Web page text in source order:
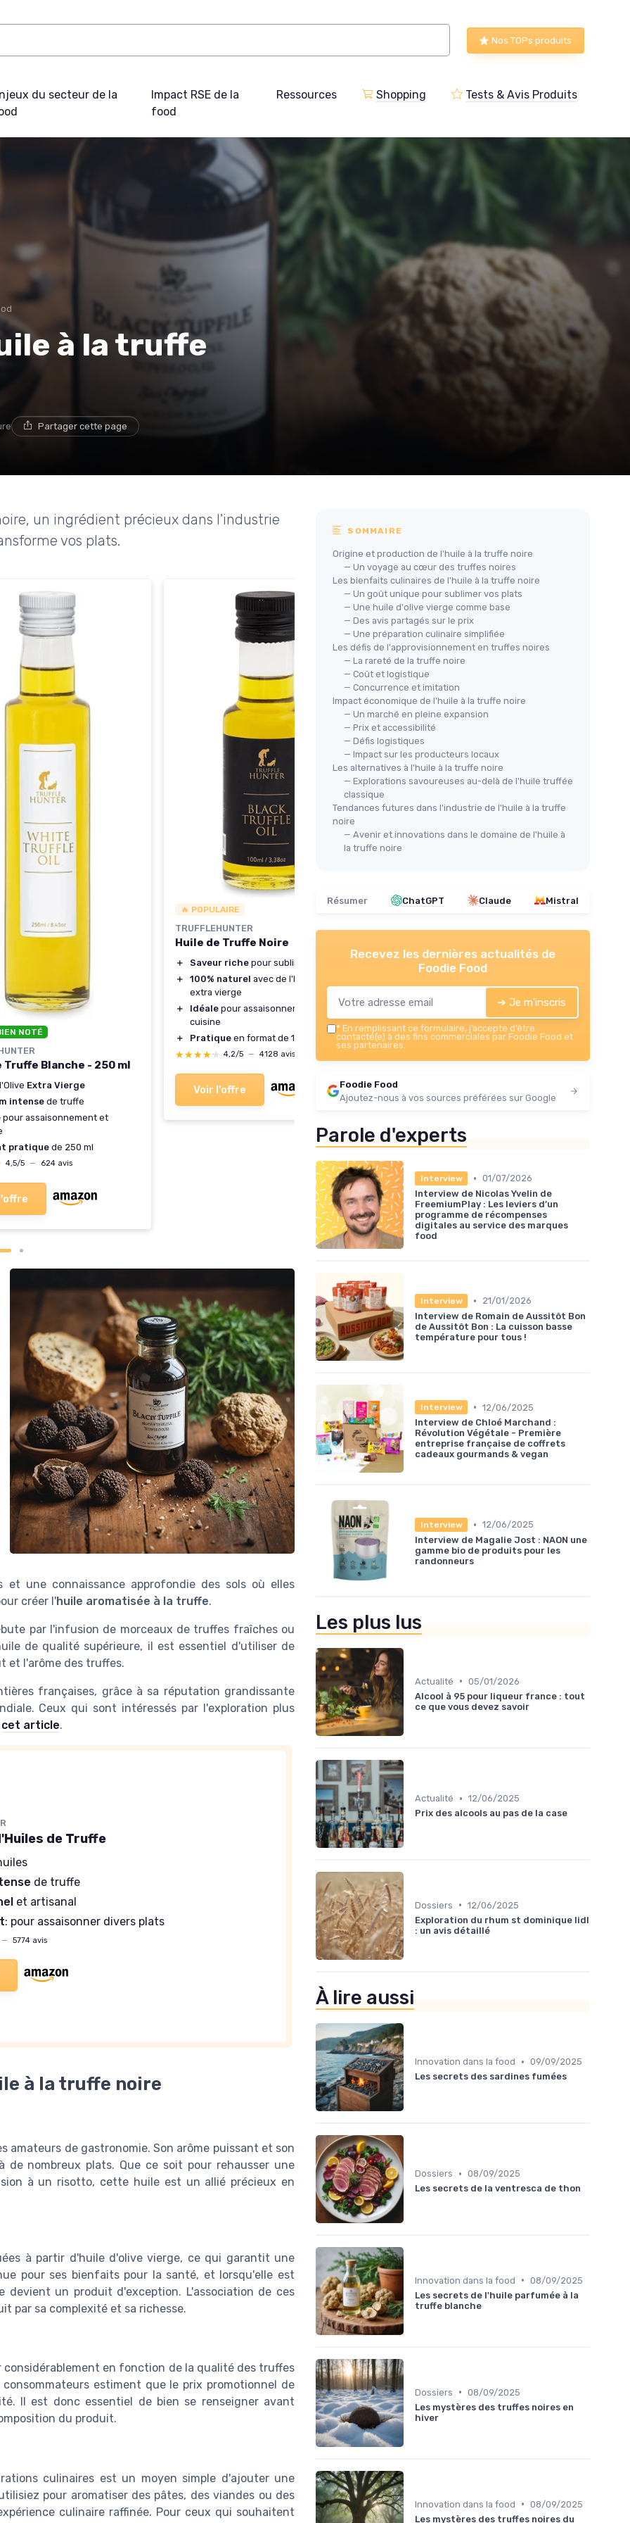
Nos TOPs produits
du secteur de la
Impact RSE de la
food
Ressources Shopping Tests & Avis Produits
à la truffe
Partager cette page
un ingrédient précieux dans l'industrie
vos plats.
NOTÉ
Truffe Blanche - 250 ml
Extra Vierge
intense de truffe
pour assaisonnement et
pratique de 250 ml
4,5/5 — 624 avis
🔥 POPULAIRE
TRUFFLEHUNTER
Huile de Truffe Noire
＋ Saveur riche pour sublimer vos plats
＋
100% naturel avec de l'huile d'olive
extra vierge
＋
Idéale pour assaisonnement et
cuisine
＋
Pratique en format de 100 ml
★★★★★
★★★★★ 4,2/5 — 4128 avis
Voir l'offre
🔥 POPULAIRE
TRUFFLEHUNTER
Ensemble d'Huiles de Truffe
＋ 70 ml x 2 huiles
＋ Traditionnelet artisanal
une connaissance approfondie des sols où elles
créer l'huile aromatisée à la truffe.
par l'infusion de morceaux de truffes fraîches ou
de qualité supérieure, il est essentiel d'utiliser de
et l'arôme des truffes.
françaises, grâce à sa réputation grandissante
Ceux qui sont intéressés par l'exploration plus
cet article.
de Truffe
de truffe
et artisanal
: pour assaisonner divers plats
— 5774 avis
à la truffe noire
amateurs de gastronomie. Son arôme puissant et son
nombreux plats. Que ce soit pour rehausser une
à un risotto, cette huile est un allié précieux en
à partir d'huile d'olive vierge, ce qui garantit une
pour ses bienfaits pour la santé, et lorsqu'elle est
un produit d'exception. L'association de ces
par sa complexité et sa richesse.
en fonction de la qualité des truffes
estiment que le prix promotionnel de
Il est donc essentiel de bien se renseigner avant
du produit.
culinaires est un moyen simple d'ajouter une
pour aromatiser des pâtes, des viandes ou des
culinaire raffinée. Pour ceux qui souhaitent
SOMMAIRE
Origine et production de l'huile à la truffe noire
— Un voyage au cœur des truffes noires
Les bienfaits culinaires de l'huile à la truffe noire
— Un goût unique pour sublimer vos plats
— Une huile d'olive vierge comme base
— Des avis partagés sur le prix
— Une préparation culinaire simplifiée
Les défis de l'approvisionnement en truffes noires
— La rareté de la truffe noire
— Coût et logistique
— Concurrence et imitation
Impact économique de l'huile à la truffe noire
— Un marché en pleine expansion
— Prix et accessibilité
— Défis logistiques
— Impact sur les producteurs locaux
Les alternatives à l'huile à la truffe noire
— Explorations savoureuses au-delà de l'huile truffée
classique
Tendances futures dans l'industrie de l'huile à la truffe
noire
— Avenir et innovations dans le domaine de l'huile à
la truffe noire
Résumer ChatGPT Claude Mistral
Recevez les dernières actualités de
Foodie Food
➔ Je m'inscris
* En remplissant ce formulaire, j’accepte d’être
contacté(e) à des fins commerciales par Foodie Food et
ses partenaires.
Foodie Food
Ajoutez-nous à vos sources préférées sur Google
Parole d'experts
Interview • 01/07/2026
Interview de Nicolas Yvelin de
FreemiumPlay : Les leviers d’un
programme de récompenses
digitales au service des marques
food
Interview •
21/01/2026
Interview de Romain de Aussitôt Bon
de Aussitôt Bon : La cuisson basse
température pour tous !
Interview • 12/06/2025
Interview de Chloé Marchand :
Révolution Végétale - Première
entreprise française de coffrets
cadeaux gourmands & vegan
Interview • 12/06/2025
Interview de Magalie Jost : NAON une
gamme bio de produits pour les
randonneurs
Les plus lus
Actualité • 05/01/2026
Alcool à 95 pour liqueur france : tout
ce que vous devez savoir
Actualité • 12/06/2025
Prix des alcools au pas de la case
Dossiers • 12/06/2025
Exploration du rhum st dominique lidl
: un avis détaillé
À lire aussi
Innovation dans la food • 09/09/2025
Les secrets des sardines fumées
Dossiers • 08/09/2025
Les secrets de la ventresca de thon
Innovation dans la food • 08/09/2025
Les secrets de l'huile parfumée à la
truffe blanche
Dossiers • 08/09/2025
Les mystères des truffes noires en
hiver
Innovation dans la food • 08/09/2025
Les mystères des truffes noires du